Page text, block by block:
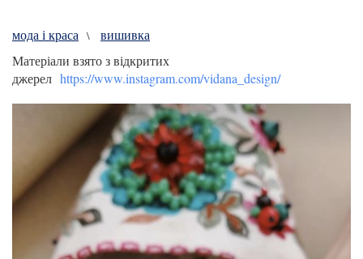
мода і краса \
вишивка
Матеріали взято з відкритих
джерел https://www.instagram.com/vidana_design/